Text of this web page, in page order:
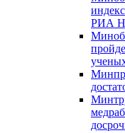
РИА